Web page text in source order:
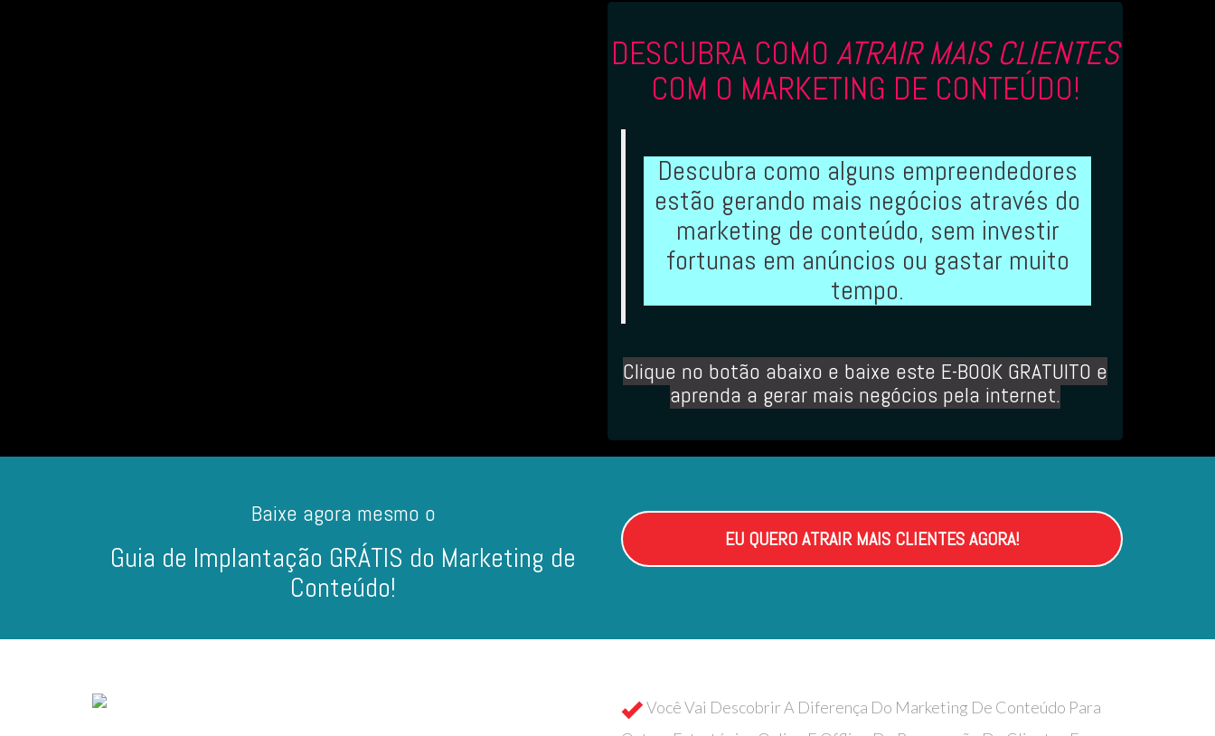
DESCUBRA COMO ATRAIR MAIS CLIENTES
COM O MARKETING DE CONTEÚDO!
Descubra como alguns empreendedores
estão gerando mais negócios através do
marketing de conteúdo, sem investir
fortunas em anúncios ou gastar muito
tempo.
Clique no botão abaixo e baixe este E-BOOK GRATUITO e
aprenda a gerar mais negócios pela internet.
Baixe agora mesmo o
Guia de Implantação GRÁTIS do Marketing de
Conteúdo!
EU QUERO ATRAIR MAIS CLIENTES AGORA!
Você Vai Descobrir A Diferença Do Marketing De Conteúdo Para